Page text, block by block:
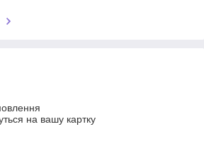
на вашу картку